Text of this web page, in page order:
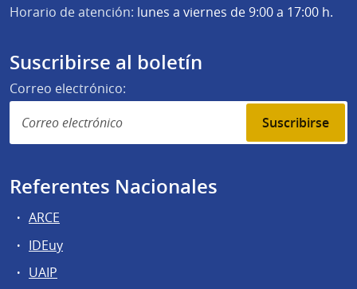
Horario de atención: lunes a viernes de 9:00 a 17:00 h.
Suscribirse al boletín
Correo electrónico:
Suscribirse
Referentes Nacionales
ARCE
IDEuy
UAIP